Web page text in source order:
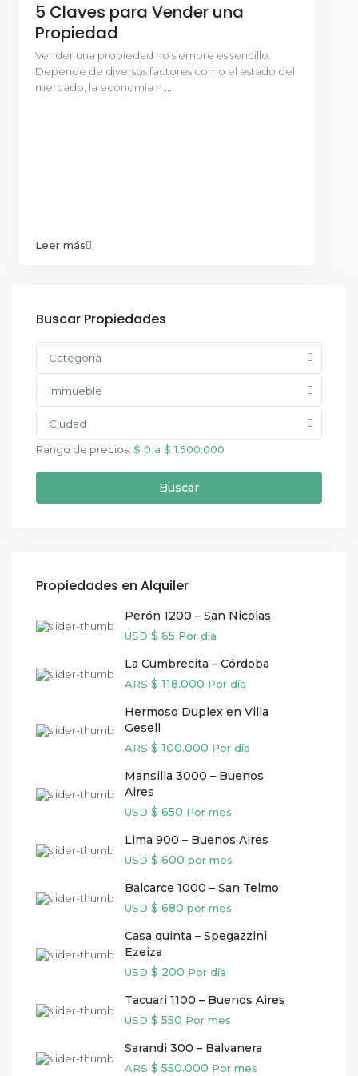
5 Claves para Vender una
Propiedad
Vender una propiedad no siempre es sencillo.
Depende de diversos factores como el estado del
mercado, la economía n
Leer más
Buscar Propiedades
Categoría
Immueble
Ciudad
Rango de precios: $ 0 a $ 1.500.000
Buscar
Propiedades en Alquiler
Perón 1200 – San Nicolas
USD $ 65 Por día
La Cumbrecita – Córdoba
ARS $ 118.000 Por día
Hermoso Duplex en Villa
Gesell
ARS $ 100.000 Por día
Mansilla 3000 – Buenos
Aires
USD $ 650 Por mes
Lima 900 – Buenos Aires
USD $ 600 por mes
Balcarce 1000 – San Telmo
USD $ 680 por mes
Casa quinta – Spegazzini,
Ezeiza
USD $ 200 Por día
Tacuari 1100 – Buenos Aires
USD $ 550 Por mes
Sarandi 300 – Balvanera
ARS $ 550.000 Por mes